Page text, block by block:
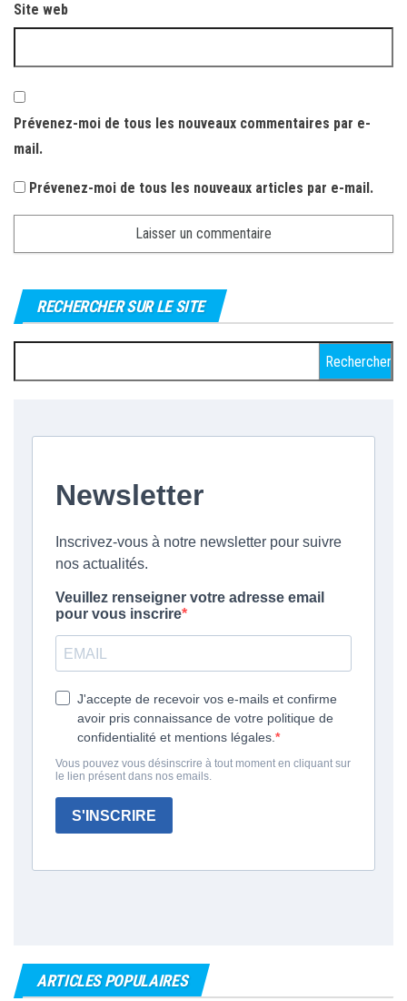
Site web
Prévenez-moi de tous les nouveaux commentaires par e-
mail.
Prévenez-moi de tous les nouveaux articles par e-mail.
RECHERCHER SUR LE SITE
ARTICLES POPULAIRES